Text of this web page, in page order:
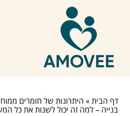
דף הבית» היתרונות של חומרים
בנייה – למה זה יכול לשנות את כל